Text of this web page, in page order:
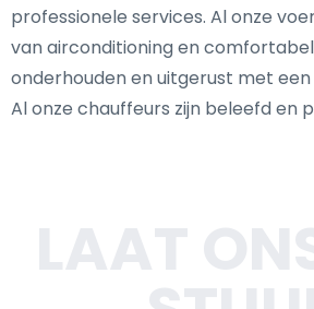
professionele services. Al onze
van airconditioning en
onderhouden en uitgerust met
Al onze chauffeurs zijn beleefd en